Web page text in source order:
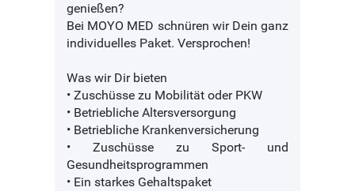
genießen?
Bei MOYO MED schnüren wir Dein ganz
individuelles Paket. Versprochen!
Was wir Dir bieten
• Zuschüsse zu Mobilität oder PKW
• Betriebliche Altersversorgung
• Betriebliche Krankenversicherung
• Zuschüsse zu Sport- und
Gesundheitsprogrammen
• Ein starkes Gehaltspaket